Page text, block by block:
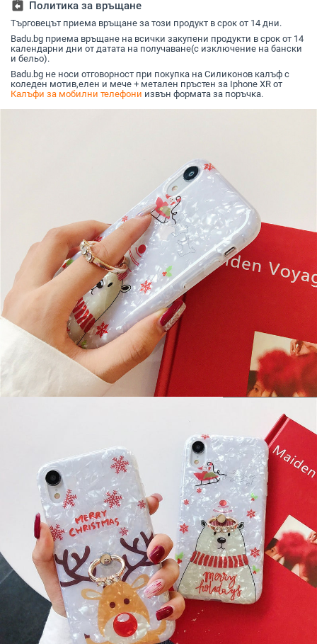
assignment_return Политика за връщане
Търговецът приема връщане за този продукт в срок от 14 дни.
Badu.bg приема връщане на всички закупени продукти в срок от 14
календарни дни от датата на получаване(с изключение на бански
и бельо).
Badu.bg не носи отговорност при покупка на Силиконов калъф с
коледен мотив,елен и мече + метален пръстен за Iphone XR от
Калъфи за мобилни телефони извън формата за поръчка.